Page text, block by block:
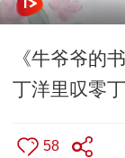
《牛爷爷的
丁洋里叹零
58